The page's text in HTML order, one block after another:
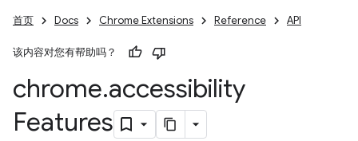
首页 Docs Chrome Extensions Reference API
该内容对您有帮助吗？
chrome.accessibility
Features